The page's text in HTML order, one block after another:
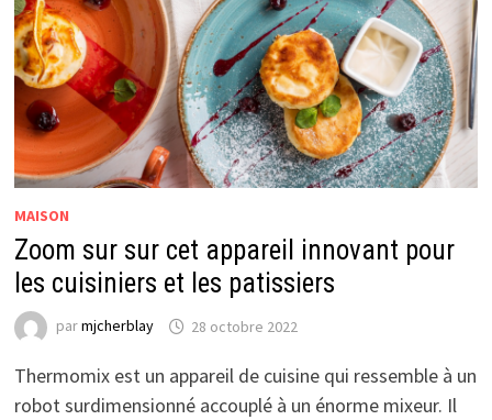
MAISON
Zoom sur sur cet appareil innovant pour
les cuisiniers et les patissiers
parmjcherblay 28 octobre 2022
Thermomix est un appareil de cuisine qui ressemble à un
robot surdimensionné accouplé à un énorme mixeur. Il